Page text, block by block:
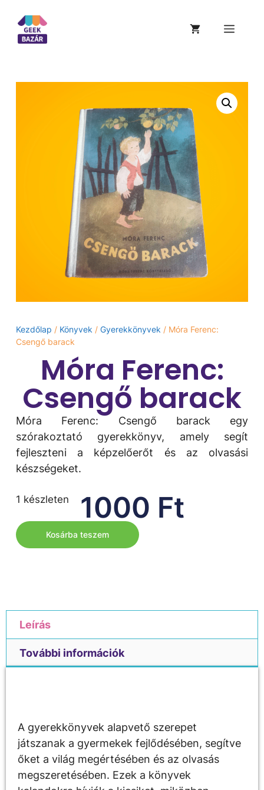
Kezdőlap / Könyvek/ Gyerekkönyvek/ Móra Ferenc:
Csengő ​barack
Móra Ferenc:
Csengő ​barack
Móra Ferenc: Csengő ​barack egy
szórakoztató gyerekkönyv, amely segít
fejleszteni a képzelőerőt és az olvasási
készségeket.
1000 Ft
1 készleten
Kosárba teszem
Leírás
További információk
A gyerekkönyvek alapvető szerepet
játszanak a gyermekek fejlődésében, segítve
őket a világ megértésében és az olvasás
megszeretésében. Ezek a könyvek